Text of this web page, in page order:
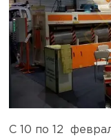
С 10 по 12